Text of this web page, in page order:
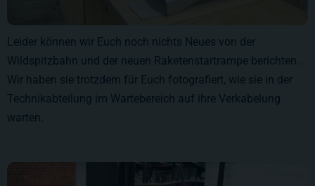
Leider können wir Euch noch nichts Neues von der
Wildspitzbahn und der neuen Raketenstartrampe berichten.
Wir haben sie trotzdem für Euch fotografiert, wie sie in der
Technikabteilung im Wartebereich auf ihre Verkabelung
warten.